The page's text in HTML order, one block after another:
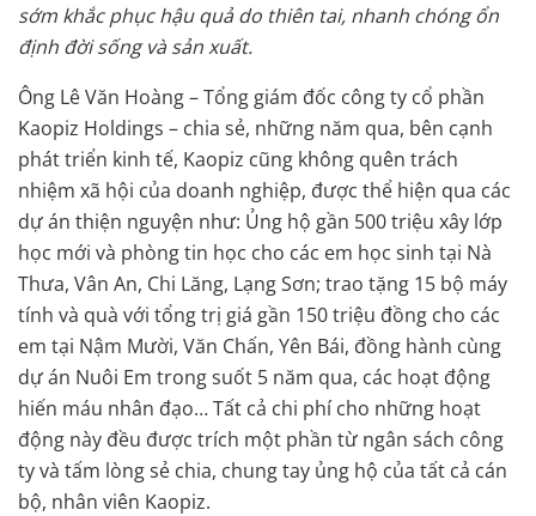
sớm khắc phục hậu quả do thiên tai, nhanh chóng ổn
định đời sống và sản xuất.
Ông Lê Văn Hoàng – Tổng giám đốc công ty cổ phần
Kaopiz Holdings – chia sẻ, những năm qua, bên cạnh
phát triển kinh tế, Kaopiz cũng không quên trách
nhiệm xã hội của doanh nghiệp, được thể hiện qua các
dự án thiện nguyện như: Ủng hộ gần 500 triệu xây lớp
học mới và phòng tin học cho các em học sinh tại Nà
Thưa, Vân An, Chi Lăng, Lạng Sơn; trao tặng 15 bộ máy
tính và quà với tổng trị giá gần 150 triệu đồng cho các
em tại Nậm Mười, Văn Chấn, Yên Bái, đồng hành cùng
dự án Nuôi Em trong suốt 5 năm qua, các hoạt động
hiến máu nhân đạo… Tất cả chi phí cho những hoạt
động này đều được trích một phần từ ngân sách công
ty và tấm lòng sẻ chia, chung tay ủng hộ của tất cả cán
bộ, nhân viên Kaopiz.